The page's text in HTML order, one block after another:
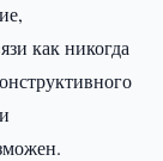
как никогда